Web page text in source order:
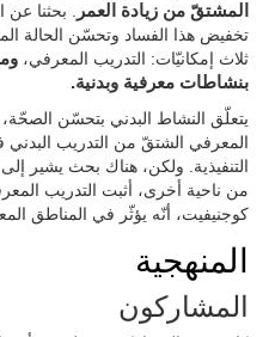
المشتقّ من زيادة العمر
. بحثنا عن
تخفيض هذا الفساد وتحسّن الحالة
ثلاث إمكانيّات: التدريب المعرفي،
بنشاطات معرفية وبدنية.
يتعلّق النشاط البدني بتحسّن
المعرفي الشتقّ من التدريب البدني
التنفيذية. ولكن، هناك بحث يشير
من ناحية أخرى، أثبت التدريب
كوجنيفيت، أنّه يؤثّر في المناطق
المنهجية
المشاركون